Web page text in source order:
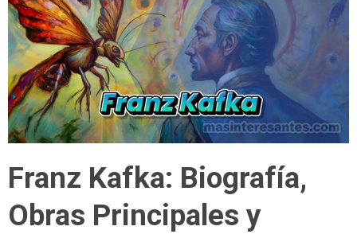
Franz Kafka: Biografía,
Obras Principales y